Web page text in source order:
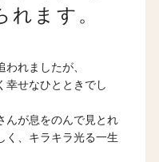
れます。
れましたが、
幸せなひとときでし
んが息をのんで見とれ
く、キラキラ光る一生